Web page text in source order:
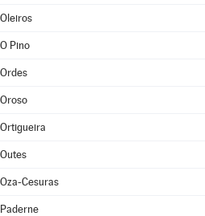
Oleiros
O Pino
Ordes
Oroso
Ortigueira
Outes
Oza-Cesuras
Paderne